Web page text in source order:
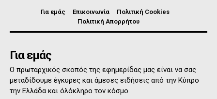
Για εμάς Επικοινωνία
Πολιτική Cookies
Πολιτική Απορρήτου
Για εμάς
Ο πρωταρχικός σκοπός της εφημερίδας μας είναι να σας
μεταδίδουμε έγκυρες και άμεσες ειδήσεις από την Κύπρο
την Ελλάδα και όλόκληρο τον κόσμο.